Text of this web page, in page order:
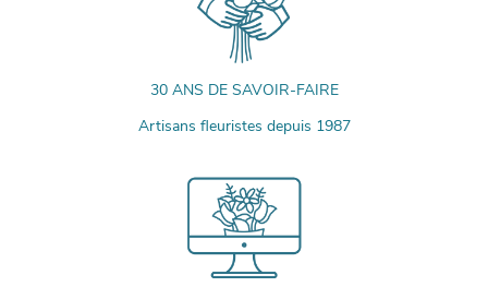
30 ANS DE SAVOIR-FAIRE
Artisans fleuristes depuis 1987